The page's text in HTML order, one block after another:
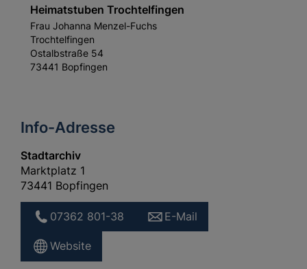
Heimatstuben Trochtelfingen
Frau Johanna Menzel-Fuchs
Trochtelfingen
Ostalbstraße 54
73441 Bopfingen
Info-Adresse
Stadtarchiv
Marktplatz 1
73441 Bopfingen
07362 801-38 E-Mail
Website